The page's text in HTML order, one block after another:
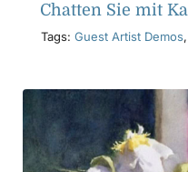
Chatten Sie mit
Tags: Guest Artist Demos,